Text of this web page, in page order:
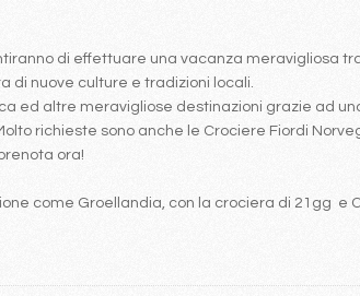
di effettuare una vacanza meravigliosa
di nuove culture e tradizioni locali.
ed altre meravigliose destinazioni grazie ad
richieste sono anche le Crociere Fiordi
ora!
come Groellandia, con la crociera di 21gg e